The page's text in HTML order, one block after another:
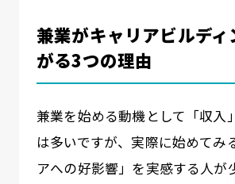
兼業がキャリアビルデ
がる3つの理由
兼業を始める動機として「収入
は多いですが、実際に始めてみ
アへの好影響」を実感する人が